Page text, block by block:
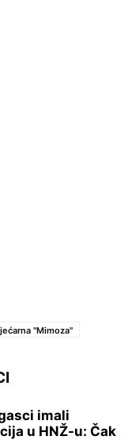
''Mimoza''
imali
u HNŽ-u: Čak